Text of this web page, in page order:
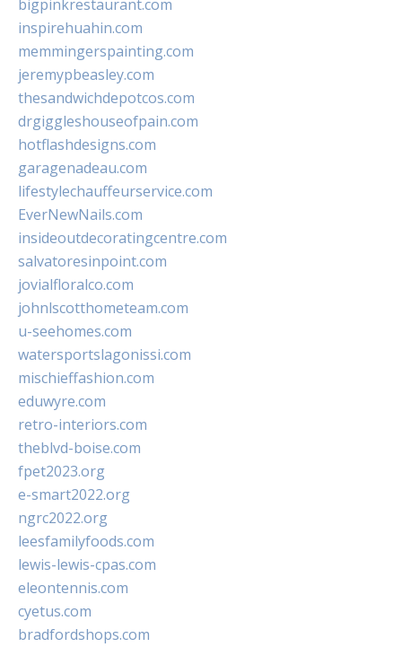
bigpinkrestaurant.com
inspirehuahin.com
memmingerspainting.com
jeremypbeasley.com
thesandwichdepotcos.com
drgiggleshouseofpain.com
hotflashdesigns.com
garagenadeau.com
lifestylechauffeurservice.com
EverNewNails.com
insideoutdecoratingcentre.com
salvatoresinpoint.com
jovialfloralco.com
johnlscotthometeam.com
u-seehomes.com
watersportslagonissi.com
mischieffashion.com
eduwyre.com
retro-interiors.com
theblvd-boise.com
fpet2023.org
e-smart2022.org
ngrc2022.org
leesfamilyfoods.com
lewis-lewis-cpas.com
eleontennis.com
cyetus.com
bradfordshops.com